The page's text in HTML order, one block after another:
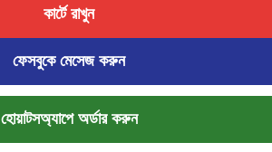
কার্টে রাখুন
ফেসবুকে মেসেজ করুন
হোয়াটসঅ্যাপে অর্ডার করুন